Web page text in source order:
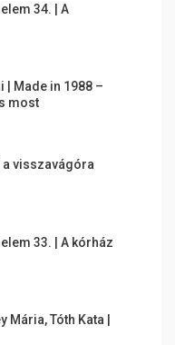
34. | A
| Made in 1988 –
most
a visszavágóra
33. | A kórház
Mária, Tóth Kata |